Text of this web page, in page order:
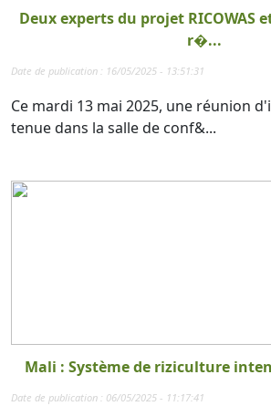
Deux experts du projet RICOWAS
r�...
Date de publication : 16/05/2025 - 13:51:31
Ce mardi 13 mai 2025, une réunion
tenue dans la salle de conf&...
Mali : Système de riziculture
Date de publication : 06/05/2025 - 11:17:41